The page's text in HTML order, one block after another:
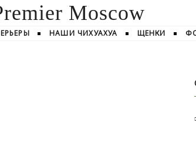
Moscow
НАШИ ЧИХУАХУА ЩЕНКИ